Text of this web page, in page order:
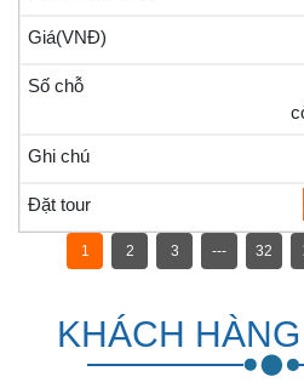
1 2 3 --- 32
KHÁCH